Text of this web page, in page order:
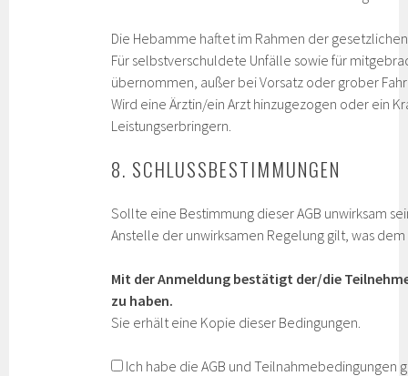
Die Hebamme haftet im Rahmen der
Für selbstverschuldete Unfälle sowie für
übernommen, außer bei Vorsatz oder grober
Wird eine Ärztin/ein Arzt hinzugezogen oder ein
Leistungserbringern.
8. SCHLUSSBESTIMMUNGEN
Sollte eine Bestimmung dieser AGB unwirksam
Anstelle der unwirksamen Regelung gilt, was
Mit der Anmeldung bestätigt der/die
zu haben.
Sie erhält eine Kopie dieser Bedingungen.
Ich habe die AGB und